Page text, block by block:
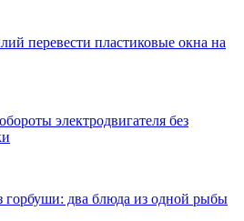
перевести пластиковые окна на
электродвигателя без
горбуши: два блюда из одной рыбы